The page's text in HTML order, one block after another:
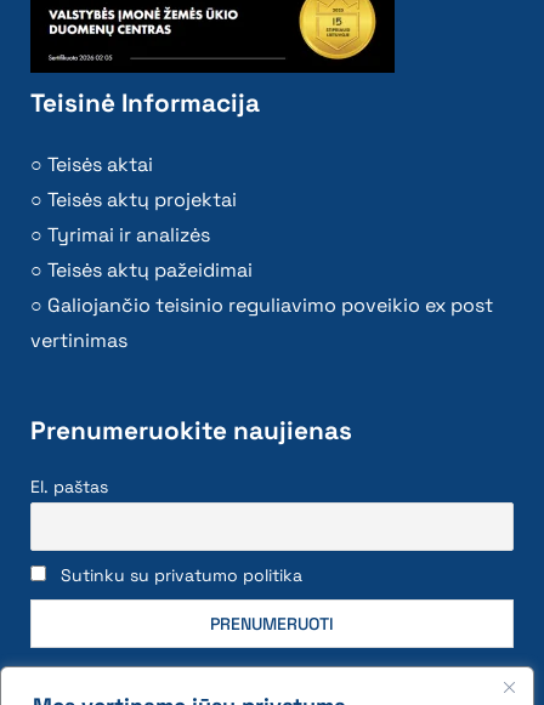
Teisinė Informacija
Teisės aktai
Teisės aktų projektai
Tyrimai ir analizės
Teisės aktų pažeidimai
Galiojančio teisinio reguliavimo poveikio ex post
vertinimas
Prenumeruokite naujienas
El. paštas
Sutinku su privatumo politika